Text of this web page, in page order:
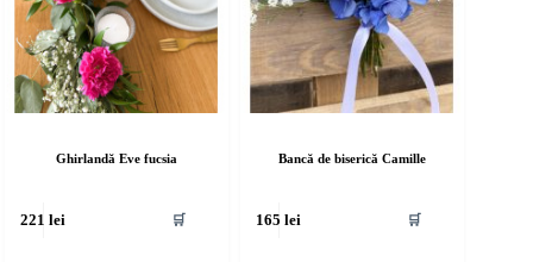
Ghirlandă Eve fucsia
221lei 🛒
Bancă de biserică Camille
165lei 🛒